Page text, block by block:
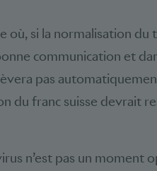
où, si la normalisation du
communication et
pas
du franc suisse devrait
n’est pas un